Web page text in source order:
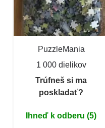
PuzzleMania
1 000 dielikov
Trúfneš si ma
poskladať?
Ihneď k odberu (5)